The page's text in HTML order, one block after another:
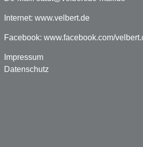
Internet: www.velbert.de
Facebook: www.facebook.com/
Impressum
Datenschutz